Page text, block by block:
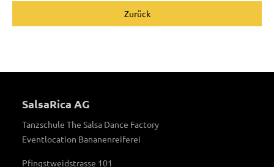
Zurück
SalsaRica AG
Tanzschule The Salsa Dance Factory
Eventlocation Bananenreiferei
Pfingstweidstrasse 101